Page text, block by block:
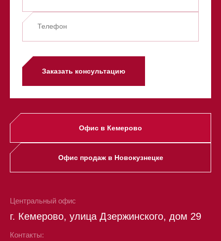
Заказать консультацию
Офис в Кемерово
Офис продаж в Новокузнецке
Центральный офис
г. Кемерово, улица Дзержинского, дом 29
Контакты: